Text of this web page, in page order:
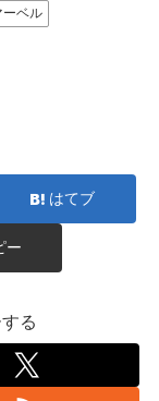
ーベル
はてブ
ー
る